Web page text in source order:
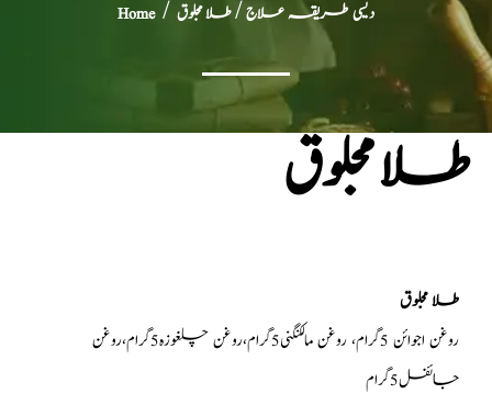
Home/ دیسی طریقہ علاج/ طلا مجلوق
طلا مجلوق
طلا مجلوق
روغن اجوائن 5گرام، روغن مالکنگنی5گرام،روغن چلغوزہ5گرام،روغن
جائفل5گرام